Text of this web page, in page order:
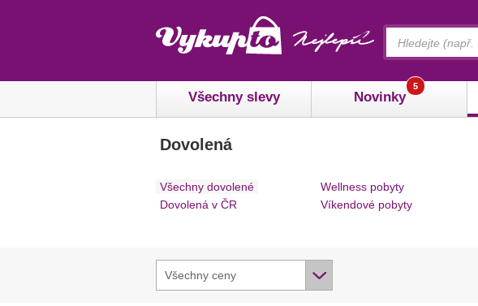
Všechny slevy Novinky
5
Dovolená
Všechny dovolené
Dovolená v ČR
Wellness pobyty
Víkendové pobyty
Všechny ceny